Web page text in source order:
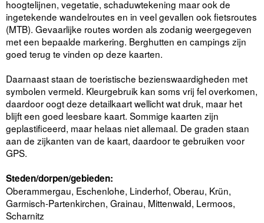
hoogtelijnen, vegetatie, schaduwtekening maar ook de
ingetekende wandelroutes en in veel gevallen ook fietsroutes
(MTB). Gevaarlijke routes worden als zodanig weergegeven
met een bepaalde markering. Berghutten en campings zijn
goed terug te vinden op deze kaarten.
Daarnaast staan de toeristische bezienswaardigheden met
symbolen vermeld. Kleurgebruik kan soms vrij fel overkomen,
daardoor oogt deze detailkaart wellicht wat druk, maar het
blijft een goed leesbare kaart. Sommige kaarten zijn
geplastificeerd, maar helaas niet allemaal. De graden staan
aan de zijkanten van de kaart, daardoor te gebruiken voor
GPS.
Steden/dorpen/gebieden:
Oberammergau, Eschenlohe, Linderhof, Oberau, Krün,
Garmisch-Partenkirchen, Grainau, Mittenwald, Lermoos,
Scharnitz